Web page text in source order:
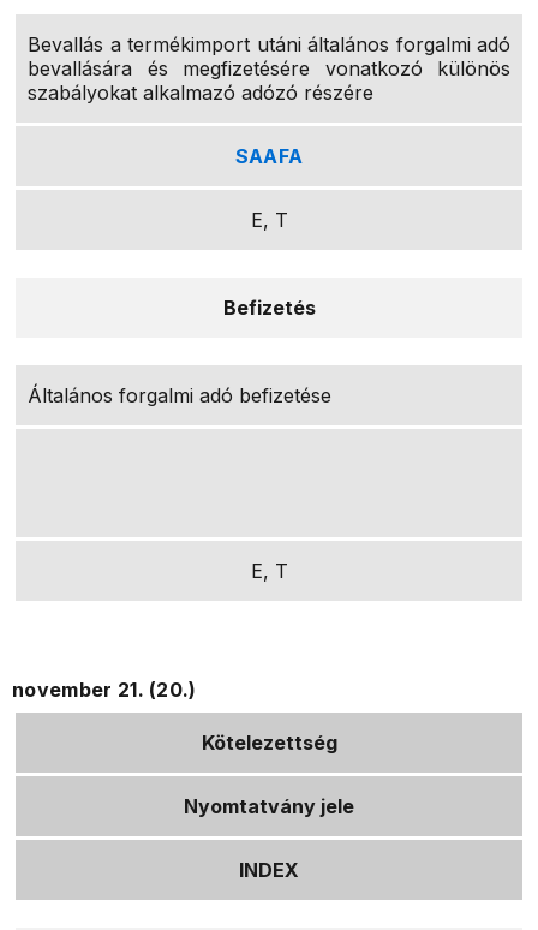
Bevallás a termékimport utáni általános forgalmi adó
bevallására és megfizetésére vonatkozó különös
szabályokat alkalmazó adózó részére
SAAFA
E, T
Befizetés
Általános forgalmi adó befizetése
E, T
november 21. (20.)
Kötelezettség
Nyomtatvány jele
INDEX